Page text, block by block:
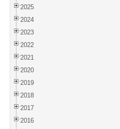
2025
2024
2023
2022
2021
2020
2019
2018
2017
2016